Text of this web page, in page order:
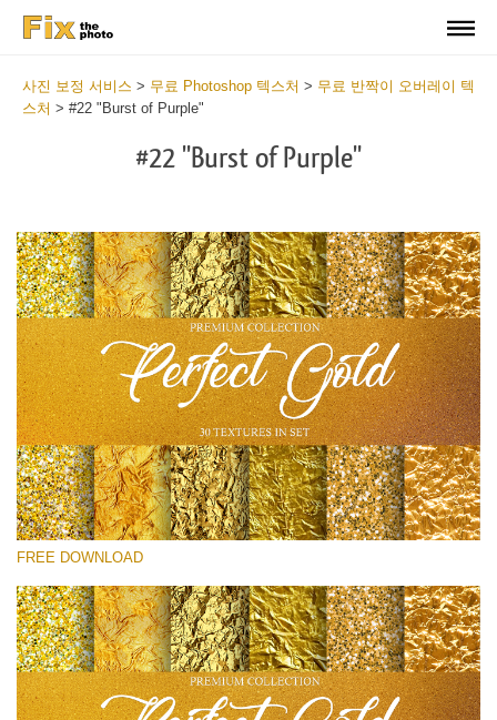
사진 보정 서비스 > 무료 Photoshop 텍스처 > 무료 반짝이 오버레이 텍
스처 > #22 "Burst of Purple"
#22 "Burst of Purple"
선택 해주세요
Small 800*533px
Perfect Gold
(30 Textures)
FREE DOWNLOAD